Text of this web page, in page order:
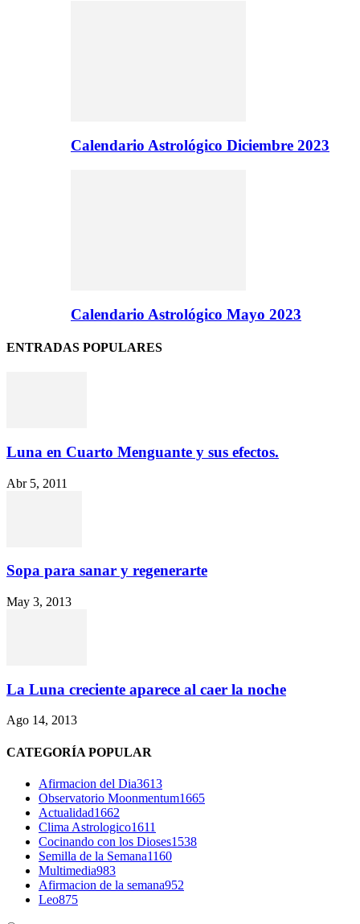
Calendario Astrológico Diciembre 2023
Calendario Astrológico Mayo 2023
ENTRADAS POPULARES
Luna en Cuarto Menguante y sus efectos.
Abr 5, 2011
Sopa para sanar y regenerarte
May 3, 2013
La Luna creciente aparece al caer la noche
Ago 14, 2013
CATEGORÍA POPULAR
Afirmacion del Dia3613
Observatorio Moonmentum1665
Actualidad1662
Clima Astrologico1611
Cocinando con los Dioses1538
Semilla de la Semana1160
Multimedia983
Afirmacion de la semana952
Leo875